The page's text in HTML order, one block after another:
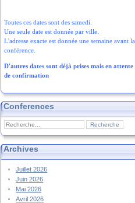
Toutes ces dates sont des samedi.
Une seule date est donnée par ville.
L'adresse exacte est donnée une semaine avant la
conférence.
D'autres dates sont déjà prises mais en attente
de confirmation
Conferences
Archives
Juillet 2026
Juin 2026
Mai 2026
Avril 2026